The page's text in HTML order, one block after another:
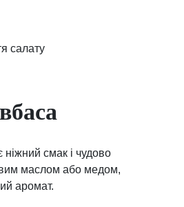
салату
ніжний смак і чудово
маслом або медом,
аромат.